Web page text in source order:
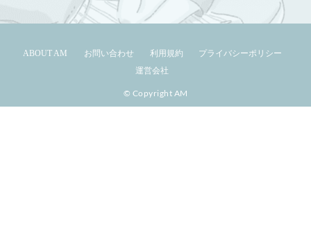
ABOUT AM お問い合わせ 利用規約
プライバシーポリシー
運営会社
© Copyright AM